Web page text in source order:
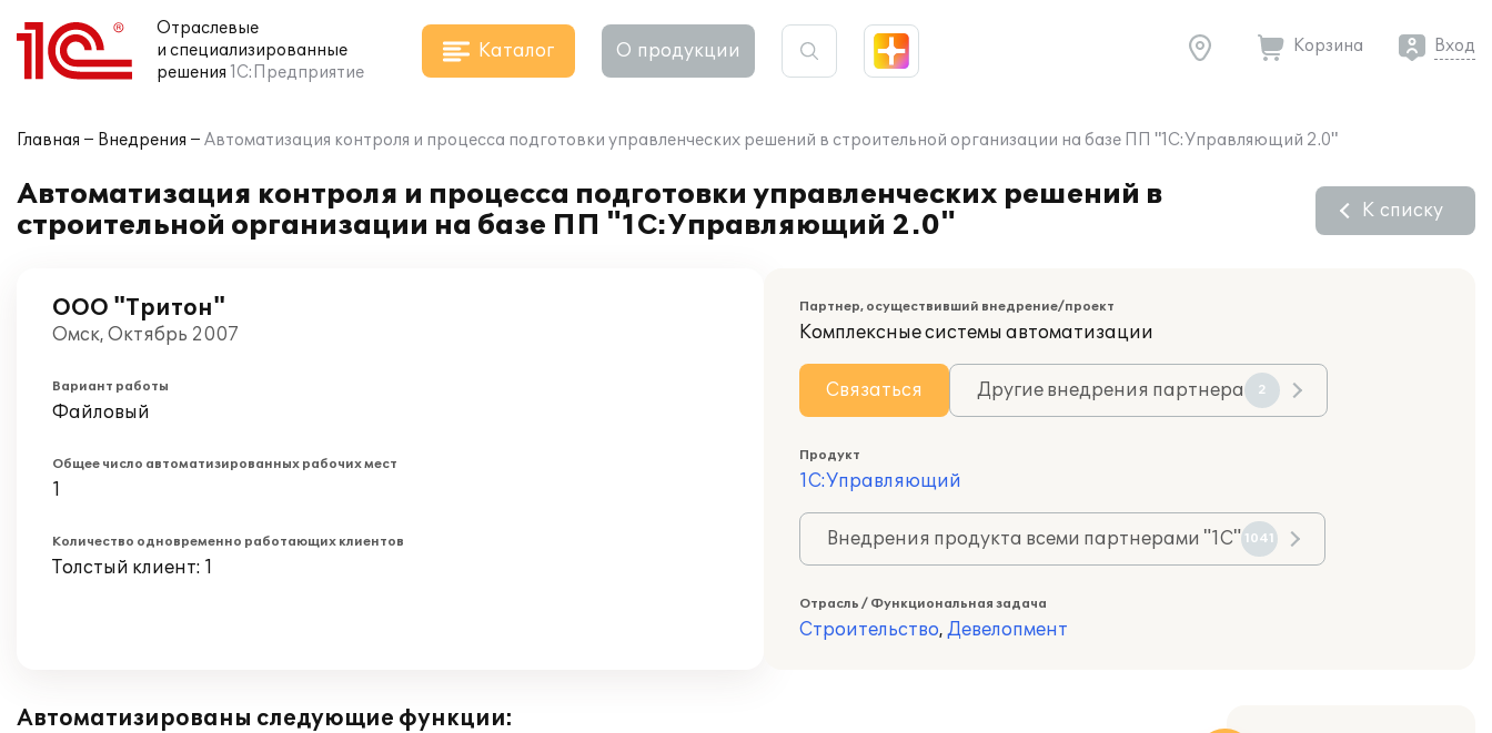
Отраслевые
и специализированные
решения 1С:Предприятие
Каталог О продукции Корзина Вход
Главная Внедрения Автоматизация контроля и процесса подготовки управленческих решений в строительной организации на базе ПП "1С:Управляющий 2.0"
Автоматизация контроля и процесса подготовки управленческих решений в
строительной организации на базе ПП "1С:Управляющий 2.0"
К списку
ООО "Тритон"
Омск, Октябрь 2007
Вариант работы
Файловый
Общее число автоматизированных рабочих мест
1
Количество одновременно работающих клиентов
Толстый клиент: 1
Партнер, осуществивший внедрение/проект
Комплексные системы автоматизации
Связаться Другие внедрения партнера 2
Продукт
1С:Управляющий
Внедрения продукта всеми партнерами "1С" 1041
Отрасль / Функциональная задача
Строительство, Девелопмент
Автоматизированы следующие функции: